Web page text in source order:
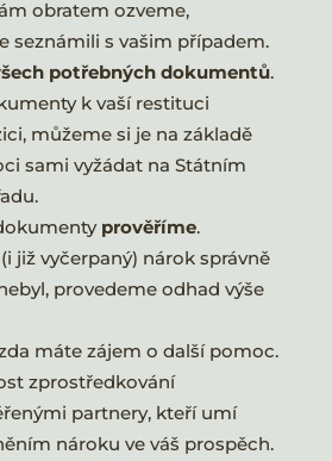
obratem ozveme,
seznámili s vašim případem.
potřebných dokumentů.
k vaší restituci
můžeme si je na základě
sami vyžádat na Státním
prověříme.
již vyčerpaný) nárok správně
provedeme odhad výše
máte zájem o další pomoc.
zprostředkování
partnery, kteří umí
nároku ve váš prospěch.